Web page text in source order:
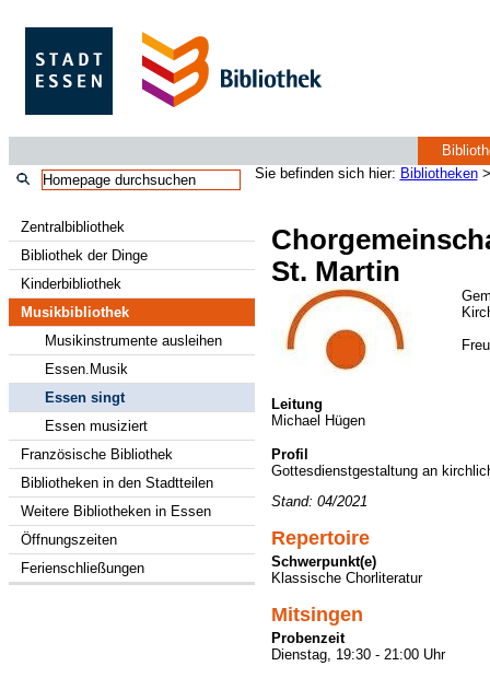
Sie befinden sich hier: Bibliotheken
Zentralbibliothek
Bibliothek der Dinge
Kinderbibliothek
Musikbibliothek
Musikinstrumente ausleihen
Essen.Musik
Essen singt
Essen musiziert
Französische Bibliothek
Bibliotheken in den Stadtteilen
Weitere Bibliotheken in Essen
Öffnungszeiten
Ferienschließungen
St. Martin
Leitung
Michael Hügen
Profil
Gottesdienstgestaltung an
Stand: 04/2021
Repertoire
Schwerpunkt(e)
Klassische Chorliteratur
Mitsingen
Probenzeit
Dienstag, 19:30 - 21:00 Uhr